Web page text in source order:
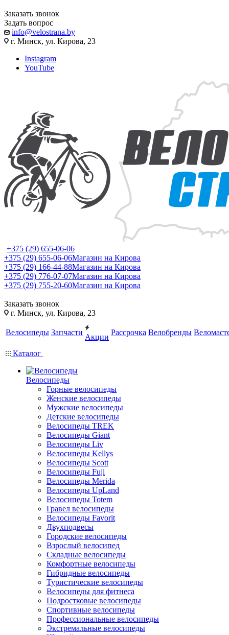
Заказать звонок
Задать вопрос
info@velostrana.by
г. Минск, ул. Кирова, 23
Instagram
YouTube
+375 (29) 655-06-06
+375 (29) 655-06-06Магазин на Кирова
+375 (29) 166-44-88Магазин на Кирова
+375 (29) 776-07-07Магазин на Кирова
+375 (29) 755-20-60Магазин на Кирова
Заказать звонок
г. Минск, ул. Кирова, 23
Велосипеды Запчасти
Акции
Рассрочка Велобренды
Каталог
Велосипеды
Горные велосипеды
Женские велосипеды
Мужские велосипеды
Детские велосипеды
Велосипеды TREK
Велосипеды Giant
Велосипеды Liv
Велосипеды Kellys
Велосипеды Scott
Велосипеды Fuji
Велосипеды Merida
Велосипеды UpLand
Велосипеды Totem
Гравел велосипеды
Велосипеды Favorit
Двухподвесы
Городские велосипеды
Взрослый велосипед
Складные велосипеды
Комфортные велосипеды
Гибридные велосипеды
Туристические велосипеды
Велосипеды для фитнеса
Подростковые велосипеды
Спортивные велосипеды
Профессиональные велосипеды
Экстремальные велосипеды